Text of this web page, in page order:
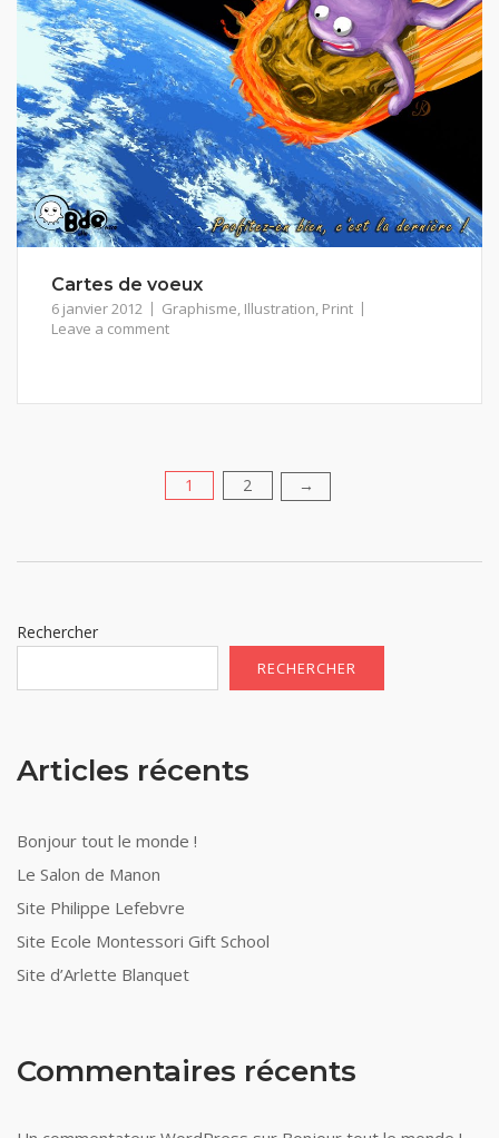
Cartes de voeux
6 janvier 2012 Graphisme, Illustration, Print
Leave a comment
Pagination 1 2 →
Rechercher
RECHERCHER
Articles récents
Bonjour tout le monde !
Le Salon de Manon
Site Philippe Lefebvre
Site Ecole Montessori Gift School
Site d’Arlette Blanquet
Commentaires récents